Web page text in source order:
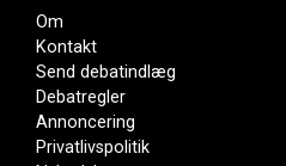
Om
Kontakt
Send debatindlæg
Debatregler
Annoncering
Privatlivspolitik